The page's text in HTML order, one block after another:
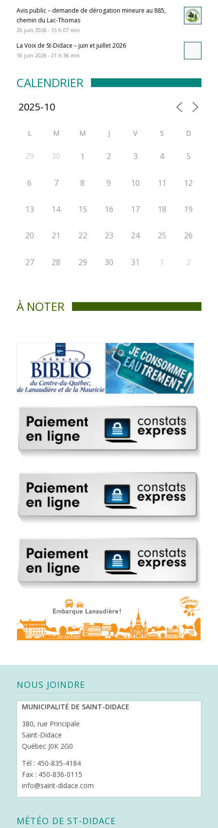
Avis public – demande de dérogation mineure au 885,
chemin du Lac-Thomas
26 juin 2026 - 15 h 07 min
La Voix de St-Didace – juin et juillet 2026
16 juin 2026 - 21 h 36 min
CALENDRIER
L M M J V S D
29 30 1 2 3 4 5
6 7 8 9 10 11 12
13 14 15 16 17 18 19
20 21 22 23 24 25 26
27 28 29 30 31 1 2
À NOTER
NOUS JOINDRE
MUNICIPALITÉ DE SAINT-DIDACE
380, rue Principale
Saint-Didace
Québec J0K 2G0
Tél : 450-835-4184
Fax : 450-836-0115
info@saint-didace.com
MÉTÉO DE ST-DIDACE